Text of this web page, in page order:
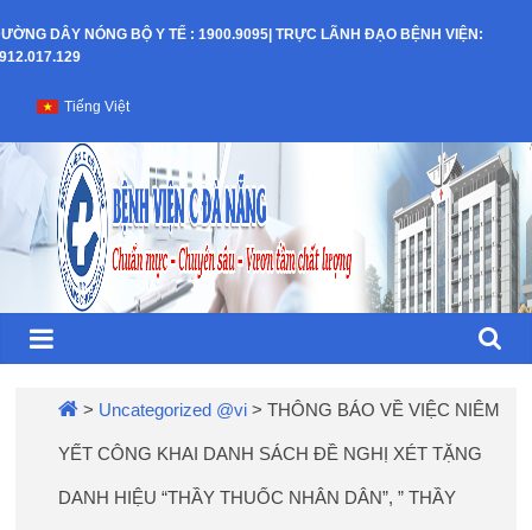
to
DÂY NÓNG BỘ Y TẾ : 1900.9095| TRỰC LÃNH ĐẠO BỆNH VIỆN:
Bệnh
Viện
C
TP
Đà
Nẵng
Tiếng Việt
> Uncategorized @vi >THÔNG BÁO VỀ VIỆC NIÊM
YẾT CÔNG KHAI DANH SÁCH ĐỀ NGHỊ XÉT TẶNG
DANH HIỆU “THẦY THUỐC NHÂN DÂN”, ” THẦY